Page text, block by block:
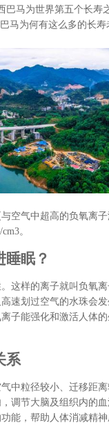
巴马为世界第五个长寿
马为何有这么多的长
空气中超高的负氧离
。
眠？
这样的离子就叫负氧
速划过空气的水珠会
子能强化和激活人体
系
中粒径较小、迁移距
调节大脑及组织内的
能，帮助人体消减精